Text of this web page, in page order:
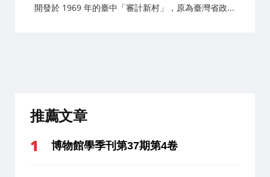
開發於 1969 年的臺中「審計新村」，原為臺灣省政...
推薦文章
博物館學季刊第37期第4卷